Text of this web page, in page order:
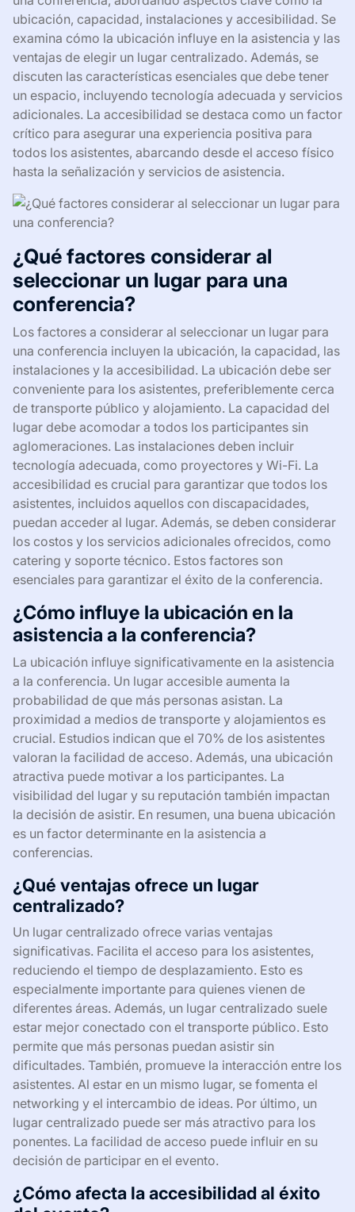
ubicación, capacidad, instalaciones y accesibilidad. Se
examina cómo la ubicación influye en la asistencia y las
ventajas de elegir un lugar centralizado. Además, se
discuten las características esenciales que debe tener
un espacio, incluyendo tecnología adecuada y servicios
adicionales. La accesibilidad se destaca como un factor
crítico para asegurar una experiencia positiva para
todos los asistentes, abarcando desde el acceso físico
hasta la señalización y servicios de asistencia.
¿Qué factores considerar al
seleccionar un lugar para una
conferencia?
Los factores a considerar al seleccionar un lugar para
una conferencia incluyen la ubicación, la capacidad, las
instalaciones y la accesibilidad. La ubicación debe ser
conveniente para los asistentes, preferiblemente cerca
de transporte público y alojamiento. La capacidad del
lugar debe acomodar a todos los participantes sin
aglomeraciones. Las instalaciones deben incluir
tecnología adecuada, como proyectores y Wi-Fi. La
accesibilidad es crucial para garantizar que todos los
asistentes, incluidos aquellos con discapacidades,
puedan acceder al lugar. Además, se deben considerar
los costos y los servicios adicionales ofrecidos, como
catering y soporte técnico. Estos factores son
esenciales para garantizar el éxito de la conferencia.
¿Cómo influye la ubicación en la
asistencia a la conferencia?
La ubicación influye significativamente en la asistencia
a la conferencia. Un lugar accesible aumenta la
probabilidad de que más personas asistan. La
proximidad a medios de transporte y alojamientos es
crucial. Estudios indican que el 70% de los asistentes
valoran la facilidad de acceso. Además, una ubicación
atractiva puede motivar a los participantes. La
visibilidad del lugar y su reputación también impactan
la decisión de asistir. En resumen, una buena ubicación
es un factor determinante en la asistencia a
conferencias.
¿Qué ventajas ofrece un lugar
centralizado?
Un lugar centralizado ofrece varias ventajas
significativas. Facilita el acceso para los asistentes,
reduciendo el tiempo de desplazamiento. Esto es
especialmente importante para quienes vienen de
diferentes áreas. Además, un lugar centralizado suele
estar mejor conectado con el transporte público. Esto
permite que más personas puedan asistir sin
dificultades. También, promueve la interacción entre los
asistentes. Al estar en un mismo lugar, se fomenta el
networking y el intercambio de ideas. Por último, un
lugar centralizado puede ser más atractivo para los
ponentes. La facilidad de acceso puede influir en su
decisión de participar en el evento.
¿Cómo afecta la accesibilidad al éxito